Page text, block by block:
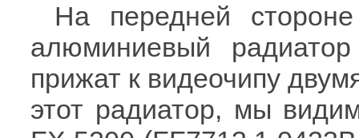
На передней
алюминиевый
прижат к видеочипу
этот радиатор, мы